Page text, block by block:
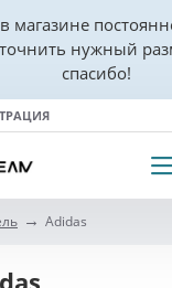
магазине
нужный
спасибо!
Adidas